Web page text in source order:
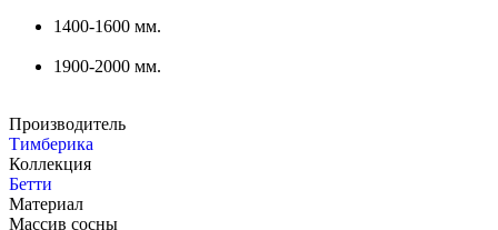
1400-1600 мм.
1900-2000 мм.
Производитель
Тимберика
Коллекция
Бетти
Материал
Массив сосны